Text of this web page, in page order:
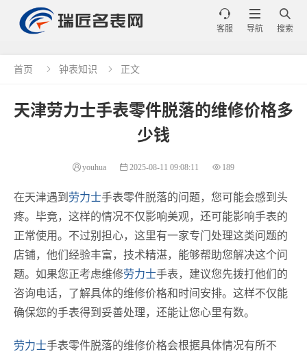

搜索

导航

客服
首页  钟表知识  正文
天津劳力士手表零件脱落的维修价格多
少钱
youhua 2025-08-11 09:08:11 189
在天津遇到 劳力士手表零件脱落的问题，您可能会感到头
疼。毕竟，这样的情况不仅影响美观，还可能影响手表的
正常使用。不过别担心，这里有一家专门处理这类问题的
店铺，他们经验丰富，技术精湛，能够帮助您解决这个问
题。如果您正考虑维修劳力士手表，建议您先拨打他们的
咨询电话，了解具体的维修价格和时间安排。这样不仅能
确保您的手表得到妥善处理，还能让您心里有数。
劳力士手表零件脱落的维修价格会根据具体情况有所不